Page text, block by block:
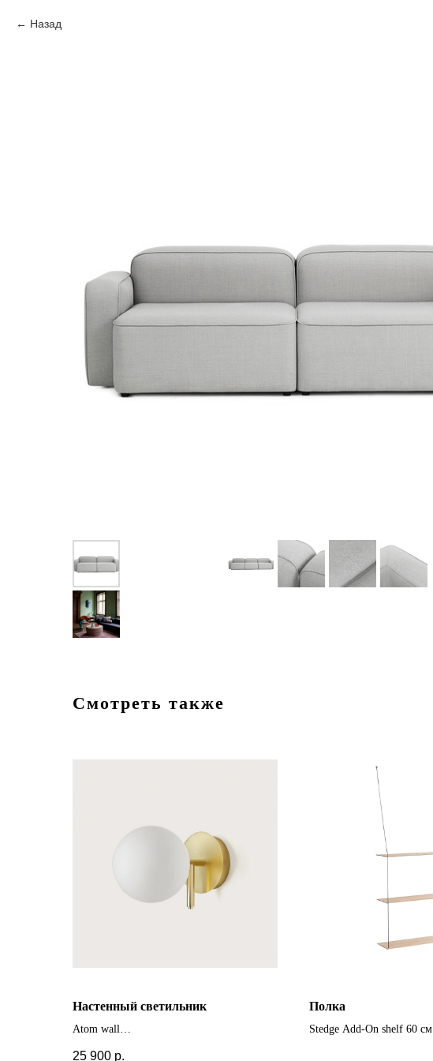
Назад
Смотреть также
Настенный светильник
Atom wall
25 900 р.
Полка
Stedge Add-On shelf 60 см